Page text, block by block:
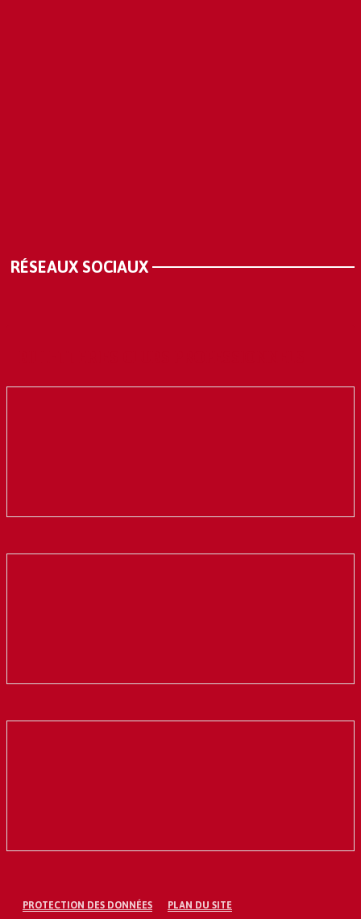
RÉSEAUX SOCIAUX
PROTECTION DES DONNÉES PLAN DU SITE